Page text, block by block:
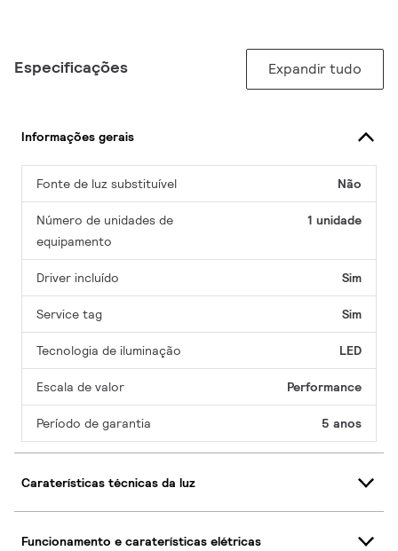
Especificações Expandir tudo
Informações gerais
Fonte de luz substituível Não
Número de unidades de
equipamento
1 unidade
Driver incluído Sim
Service tag Sim
Tecnologia de iluminação LED
Escala de valor Performance
Período de garantia 5 anos
Caraterísticas técnicas da luz
Funcionamento e caraterísticas elétricas